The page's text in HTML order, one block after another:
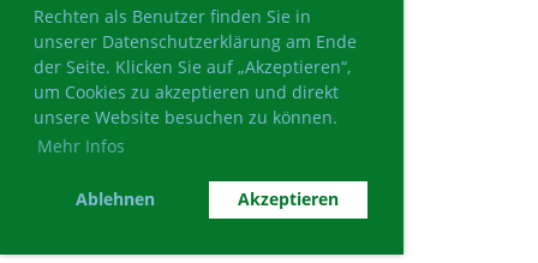
Rechten als Benutzer finden Sie in
unserer Datenschutzerklärung am Ende
der Seite. Klicken Sie auf „Akzeptieren“,
um Cookies zu akzeptieren und direkt
unsere Website besuchen zu können.
Mehr Infos
Ablehnen Akzeptieren